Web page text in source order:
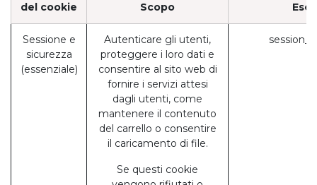
del cookie
Scopo
Sessione e
sicurezza
(essenziale)
Autenticare gli utenti,
proteggere i loro dati e
consentire al sito web di
fornire i servizi attesi
dagli utenti, come
mantenere il contenuto
del carrello o consentire
il caricamento di file.
Se questi cookie